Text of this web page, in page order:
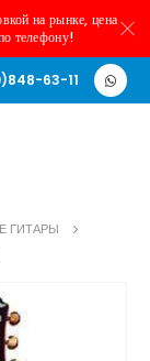
на рынке, цена
телефону!
63-11
ГИТАРЫ